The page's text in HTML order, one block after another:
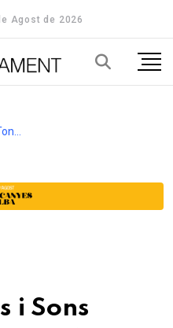
Agost de 2026
i Sons